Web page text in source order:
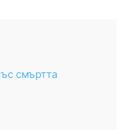
смъртта